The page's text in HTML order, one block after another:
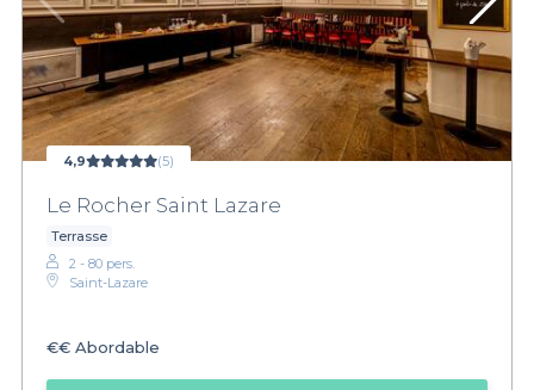
4,9 (5)
Le Rocher Saint Lazare
Terrasse
2 - 80 pers.
Saint-Lazare
€€ Abordable